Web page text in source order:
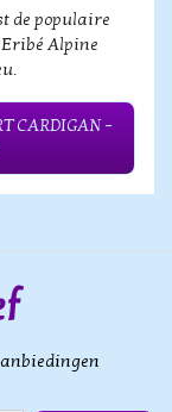
de populaire
Alpine
CARDIGAN –